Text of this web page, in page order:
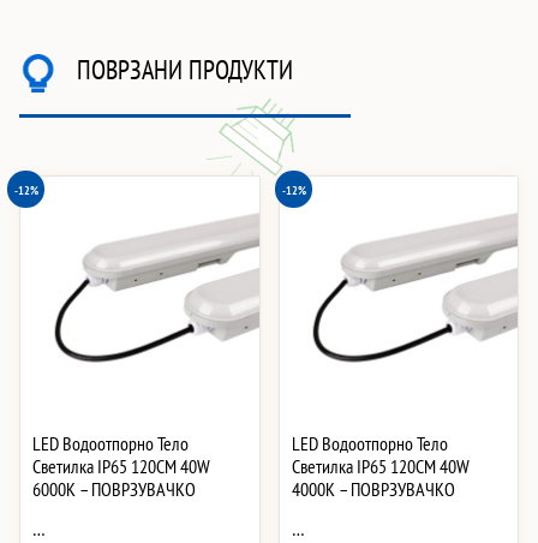
ПОВРЗАНИ ПРОДУКТИ
-12%
LED Водоотпорно Тело
Светилка IP65 120CM 40W
6000K – ПОВРЗУВАЧКО
…
-12%
LED Водоотпорно Тело
Светилка IP65 120CM 40W
4000K – ПОВРЗУВАЧКО
…